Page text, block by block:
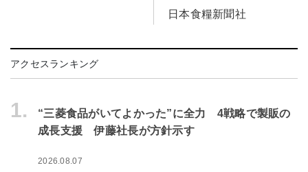
日本食糧新聞社
アクセスランキング
1.
“三菱食品がいてよかった”に全力 4戦略で製販の
成長支援 伊藤社長が方針示す
2026.08.07